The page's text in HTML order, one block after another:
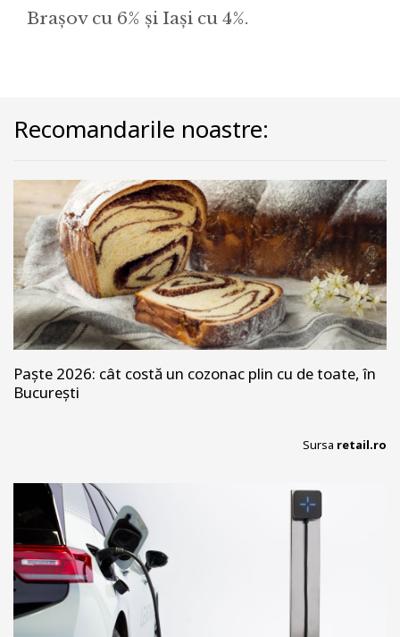
Brașov cu 6% și Iași cu 4%.
Recomandarile noastre:
Paște 2026: cât costă un cozonac plin cu de toate, în
București
Sursa retail.ro